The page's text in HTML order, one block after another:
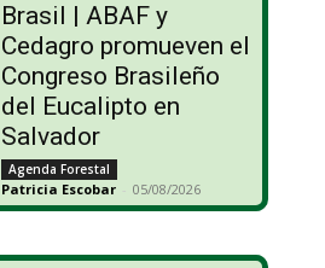
Brasil | ABAF y
Cedagro promueven el
Congreso Brasileño
del Eucalipto en
Salvador
Agenda Forestal
Patricia Escobar - 05/08/2026